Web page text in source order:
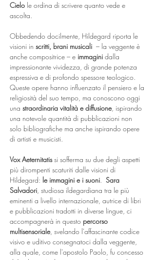
Cielo le ordina di scrivere quanto vede e
ascolta.
Obbedendo docilmente, Hildegard riporta le
visioni in scritti, brani musicali
  – la veggente è
anche compositrice – e immagini dalla
impressionante vividezza, di grande potenza
espressiva e di profondo spessore teologico.
Queste opere hanno influenzato il pensiero e la
religiosità del suo tempo, ma conoscono oggi
una straordinaria vitalità e diffusione, ispirando
una notevole quantità di pubblicazioni non
solo bibliografiche ma anche ispirando opere
di artisti e musicisti.
Vox Aeternitatis si sofferma su due degli aspetti
più dirompenti scaturiti dalle visioni di
Hildegard: le immagini e i suoni. Sara
Salvadori, studiosa ildegardiana tra le più
eminenti a livello internazionale, autrice di libri
e pubblicazioni tradotti in diverse lingue, ci
accompagnerà in questo percorso
multisensoriale, svelando l'affascinante codice
visivo e uditivo consegnatoci dalla veggente,
alla quale, come l'apostolo Paolo, fu concesso